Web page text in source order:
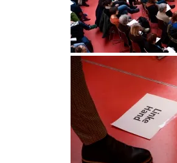
DGGO_23_087
DGGO_23_091